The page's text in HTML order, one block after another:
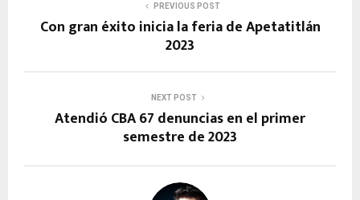
PREVIOUS POST
Con gran éxito inicia la feria de Apetatitlán
2023
NEXT POST
Atendió CBA 67 denuncias en el primer
semestre de 2023